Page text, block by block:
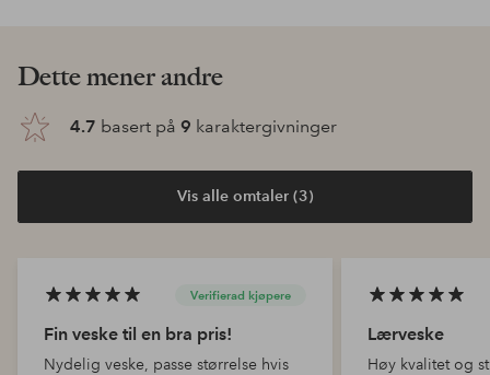
Dette mener andre
4.7 basert på 9 karaktergivninger
Vis alle omtaler (3)
Verifierad kjøpere
Fin veske til en bra pris!
Nydelig veske, passe størrelse hvis
Lærveske
Høy kvalitet og